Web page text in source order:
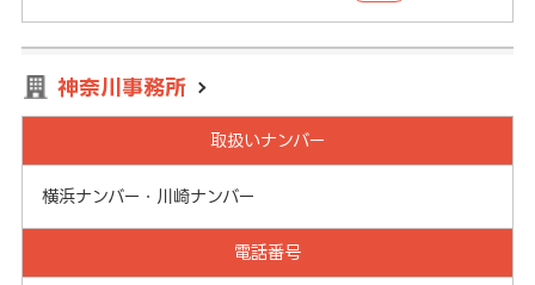
神奈川事務所
取扱いナンバー
横浜ナンバー・川崎ナンバー
電話番号